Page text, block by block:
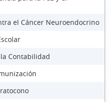
el Cáncer Neuroendocrino
Contabilidad